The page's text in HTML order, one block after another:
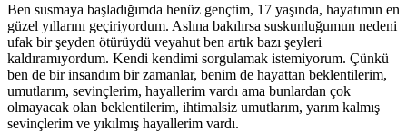
Ben susmaya başladığımda henüz gençtim, 17 yaşında, hayatımın en
güzel yıllarını geçiriyordum. Aslına bakılırsa suskunluğumun nedeni
ufak bir şeyden ötürüydü veyahut ben artık bazı şeyleri
kaldıramıyordum. Kendi kendimi sorgulamak istemiyorum. Çünkü
ben de bir insandım bir zamanlar, benim de hayattan beklentilerim,
umutlarım, sevinçlerim, hayallerim vardı ama bunlardan çok
olmayacak olan beklentilerim, ihtimalsiz umutlarım, yarım kalmış
sevinçlerim ve yıkılmış hayallerim vardı.